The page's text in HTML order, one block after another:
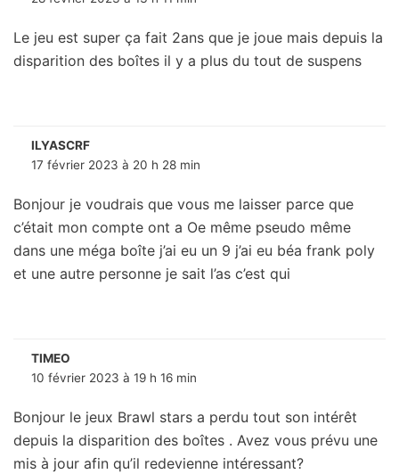
Le jeu est super ça fait 2ans que je joue mais depuis la
disparition des boîtes il y a plus du tout de suspens
ILYASCRF
17 février 2023 à 20 h 28 min
Bonjour je voudrais que vous me laisser parce que
c’était mon compte ont a Oe même pseudo même
dans une méga boîte j’ai eu un 9 j’ai eu béa frank poly
et une autre personne je sait l’as c’est qui
TIMEO
10 février 2023 à 19 h 16 min
Bonjour le jeux Brawl stars a perdu tout son intérêt
depuis la disparition des boîtes . Avez vous prévu une
mis à jour afin qu’il redevienne intéressant?